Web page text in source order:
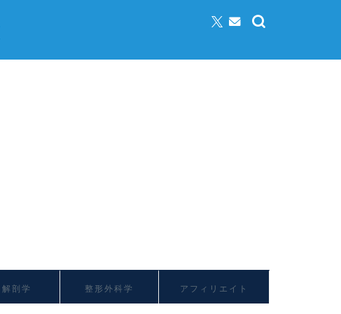
解剖学 整形外科学 アフィリエイト